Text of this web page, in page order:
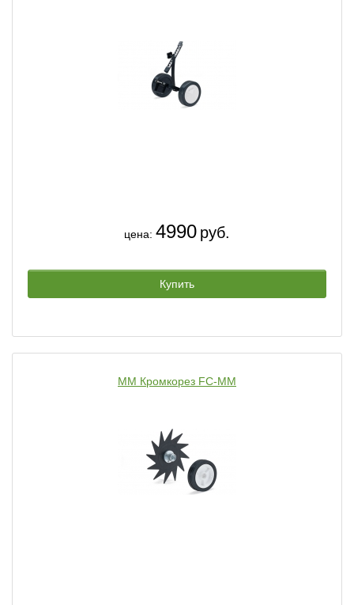
цена: 4990 руб.
Купить
ММ Кромкорез FC-ММ